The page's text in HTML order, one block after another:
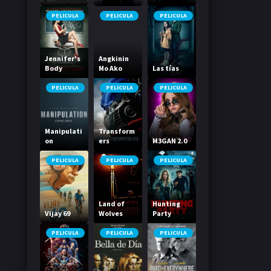
la mano
champán
PELICULA
Jennifer's
Body
PELICULA
Angkinin
Mo Ako
PELICULA
Las tías
PELICULA
Manipulati
on
PELICULA
Transform
ers
PELICULA
M3GAN 2.0
PELICULA
Vijay 69
PELICULA
Land of
Wolves
PELICULA
Hunting
Party
PELICULA PELICULA PELICULA